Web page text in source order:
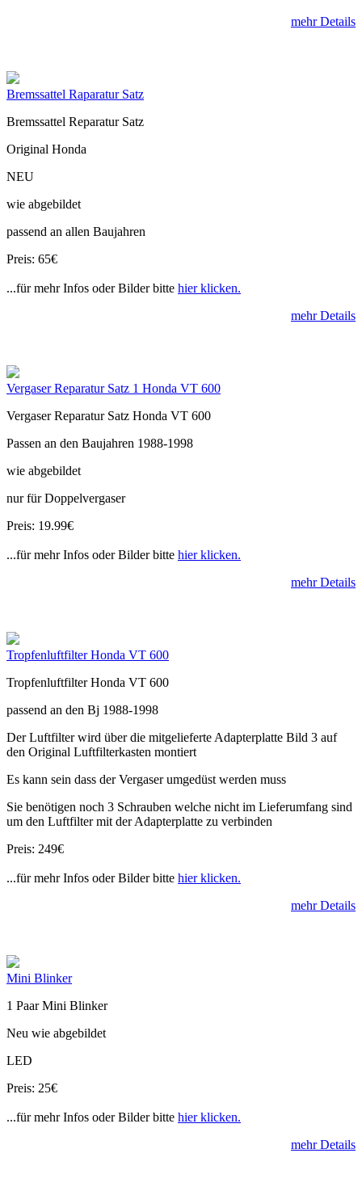
mehr Details
Bremssattel Raparatur Satz
Bremssattel Reparatur Satz
Original Honda
NEU
wie abgebildet
passend an allen Baujahren
Preis: 65€
...für mehr Infos oder Bilder bitte hier klicken.
mehr Details
Vergaser Reparatur Satz 1 Honda VT 600
Vergaser Reparatur Satz Honda VT 600
Passen an den Baujahren 1988-1998
wie abgebildet
nur für Doppelvergaser
Preis: 19.99€
...für mehr Infos oder Bilder bitte hier klicken.
mehr Details
Tropfenluftfilter Honda VT 600
Tropfenluftfilter Honda VT 600
passend an den Bj 1988-1998
Der Luftfilter wird über die mitgelieferte Adapterplatte Bild 3 auf
den Original Luftfilterkasten montiert
Es kann sein dass der Vergaser umgedüst werden muss
Sie benötigen noch 3 Schrauben welche nicht im Lieferumfang sind
um den Luftfilter mit der Adapterplatte zu verbinden
Preis: 249€
...für mehr Infos oder Bilder bitte hier klicken.
mehr Details
Mini Blinker
1 Paar Mini Blinker
Neu wie abgebildet
LED
Preis: 25€
...für mehr Infos oder Bilder bitte hier klicken.
mehr Details